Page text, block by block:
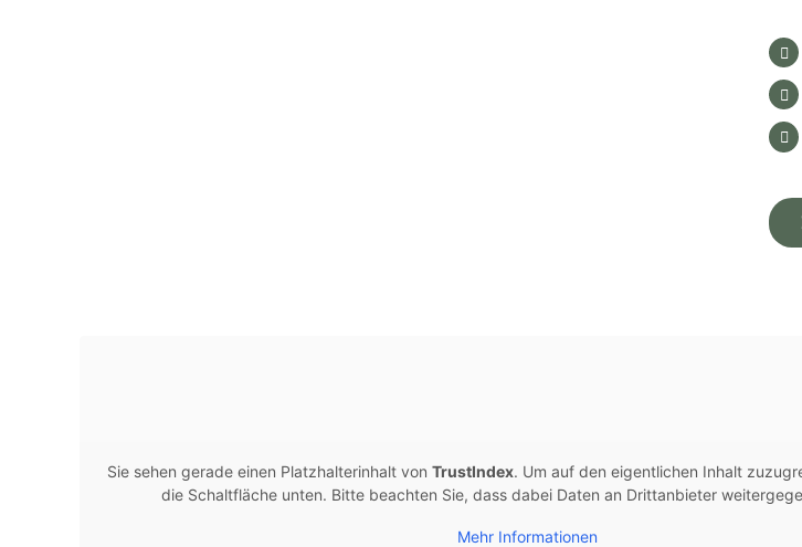
Sie sehen gerade einen Platzhalterinhalt vonTrustIndex. Um auf den eigentlichen Inhalt
die Schaltfläche unten. Bitte beachten Sie, dass dabei Daten an Drittanbieter
Mehr Informationen